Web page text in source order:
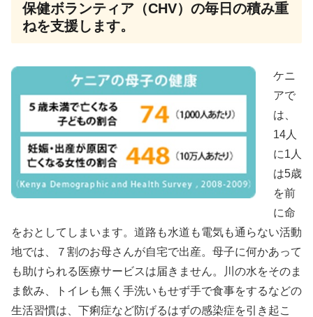
保健ボランティア（CHV）の毎日の積み重
ねを支援します。
ケニ
アで
は、
14人
に1人
は5歳
を前
に命
をおとしてしまいます。道路も水道も電気も通らない活動
地では、７割のお母さんが自宅で出産。母子に何かあって
も助けられる医療サービスは届きません。川の水をそのま
ま飲み、トイレも無く手洗いもせず手で食事をするなどの
生活習慣は、下痢症など防げるはずの感染症を引き起こ